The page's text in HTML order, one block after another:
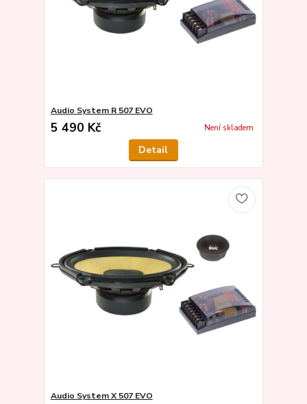
Audio System R 507 EVO
5 490 Kč Není skladem
Detail
Audio System X 507 EVO